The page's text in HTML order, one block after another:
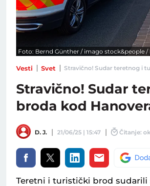
Foto: Bernd Günther / imago stock&people /
Vesti Svet Stravično! Sudar teretnog i
Stravično! Sudar
broda kod
D. J. 21/06/25 | 15:47 Čitanje:
Teretni i turistički brod sudarili